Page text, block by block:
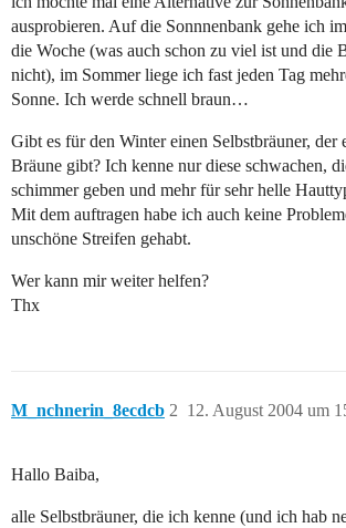
ausprobieren. Auf die Sonnnenbank gehe ich
die Woche (was auch schon zu viel ist und die
nicht), im Sommer liege ich fast jeden Tag
Sonne. Ich werde schnell braun…
Gibt es für den Winter einen Selbstbräuner, der
Bräune gibt? Ich kenne nur diese schwachen,
schimmer geben und mehr für sehr helle
Mit dem auftragen habe ich auch keine
unschöne Streifen gehabt.
Wer kann mir weiter helfen?
Thx
M_nchnerin_8ecdcb 12. August 2004 um
2
Hallo Baiba,
alle Selbstbräuner, die ich kenne (und ich hab